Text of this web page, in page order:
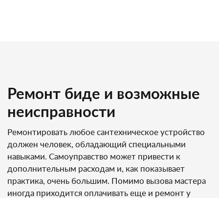
Ремонт биде и возможные
неисправности
Ремонтировать любое сантехническое устройство
должен человек, обладающий специальными
навыками. Самоуправство может привести к
дополнительным расходам и, как показывает
практика, очень большим. Помимо вызова мастера
иногда приходится оплачивать еще и ремонт у